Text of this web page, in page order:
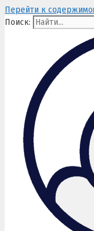
Перейти к
Поиск: